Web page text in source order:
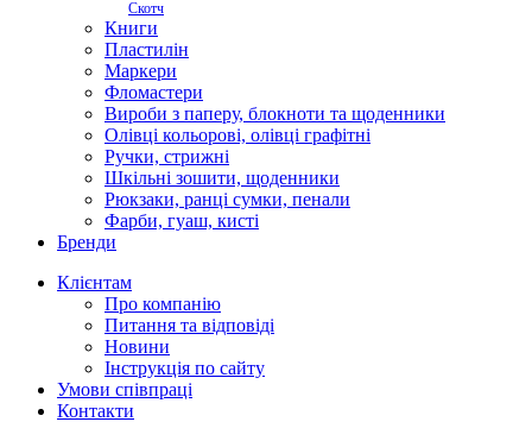
Скотч
Книги
Пластилін
Маркери
Фломастери
Вироби з паперу, блокноти та щоденники
Олівці кольорові, олівці графітні
Ручки, стрижні
Шкільні зошити, щоденники
Рюкзаки, ранці сумки, пенали
Фарби, гуаш, кисті
Бренди
Клієнтам
Про компанію
Питання та відповіді
Новини
Інструкція по сайту
Умови співпраці
Контакти